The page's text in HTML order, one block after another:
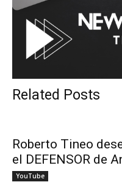
Related Posts
Roberto Tineo
el DEFENSOR de
YouTube